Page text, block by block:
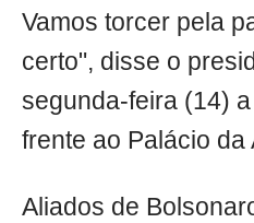
Vamos torcer pela
certo", disse o
segunda-feira (14)
frente ao Palácio da
Aliados de